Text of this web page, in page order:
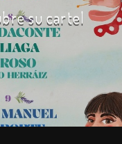
su cartel